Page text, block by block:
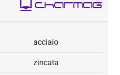
acciaio
zincata